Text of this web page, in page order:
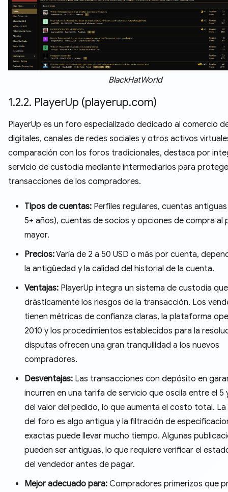
BlackHatWorld
1.2.2. PlayerUp (playerup.com)
PlayerUp es un foro especializado dedicado al comercio
digitales, canales de redes sociales y otros activos
comparación con los foros tradicionales, destaca por
servicio de custodia mediante intermediarios para
transacciones de los compradores.
Tipos de cuentas: Perfiles regulares, cuentas antiguas
5+ años), cuentas de socios y opciones de compra al
mayor.
Precios:Varía de 2 a 50 USD o más por cuenta,
la antigüedad y la calidad del historial de la cuenta.
Ventajas: PlayerUp integra un sistema de custodia
drásticamente los riesgos de la transacción. Los
tienen métricas de confianza claras, la plataforma
2010 y los procedimientos establecidos para la
disputas ofrecen una gran tranquilidad a los nuevos
compradores.
Desventajas: Las transacciones con depósito en
incurren en una tarifa de servicio que oscila entre el 5
del valor del pedido, lo que aumenta el costo total.
del foro es algo antigua y la filtración de
exactas puede llevar mucho tiempo. Algunas
pueden ser antiguas, lo que requiere verificar el
del vendedor antes de pagar.
Mejor adecuado para: Compradores primerizos que